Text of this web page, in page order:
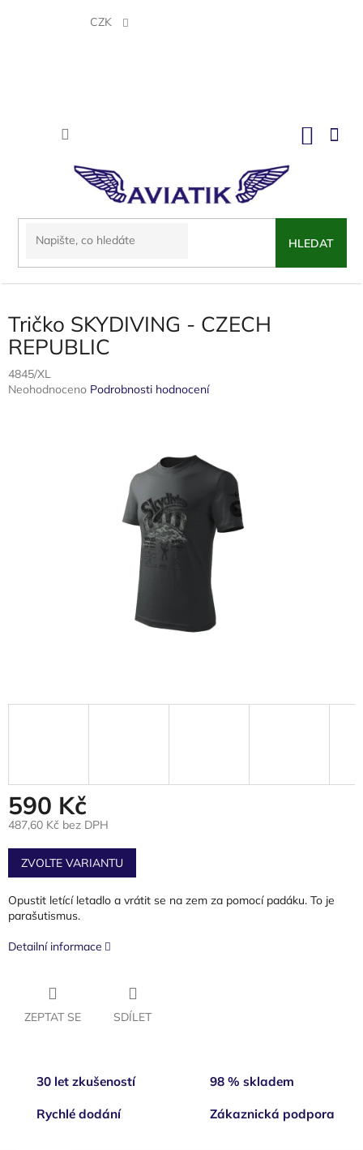
CZK
HLEDAT
Tričko SKYDIVING - CZECH
REPUBLIC
4845/XL
Průměrné
Neohodnoceno Podrobnosti hodnocení
590 Kč
487,60 Kč bez DPH
Měrná
cena:
ZVOLTE VARIANTU
Opustit letící letadlo a vrátit se na zem za pomocí padáku. To je
parašutismus.
Detailní informace
ZEPTAT SE SDÍLET
30 let zkušeností 98 % skladem
Rychlé dodání Zákaznická podpora